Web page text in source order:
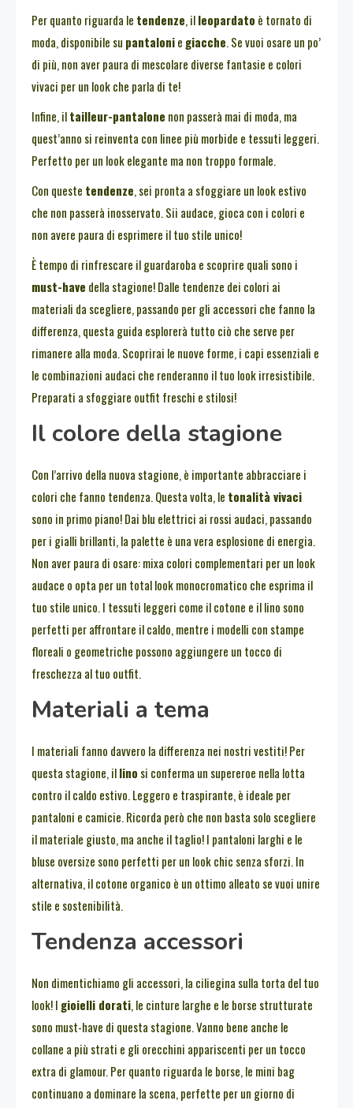
Per quanto riguarda le tendenze, illeopardato è tornato di
moda, disponibile su pantalonie giacche. Se vuoi osare un po’
di più, non aver paura di mescolare diverse fantasie e colori
vivaci per un look che parla di te!
Infine, iltailleur-pantalone non passerà mai di moda, ma
quest’anno si reinventa con linee più morbide e tessuti leggeri.
Perfetto per un look elegante ma non troppo formale.
Con queste tendenze, sei pronta a sfoggiare un look estivo
che non passerà inosservato. Sii audace, gioca con i colori e
non avere paura di esprimere il tuo stile unico!
È tempo di rinfrescare il guardaroba e scoprire quali sono i
must-have della stagione! Dalle tendenze dei colori ai
materiali da scegliere, passando per gli accessori che fanno la
differenza, questa guida esplorerà tutto ciò che serve per
rimanere alla moda. Scoprirai le nuove forme, i capi essenziali e
le combinazioni audaci che renderanno il tuo look irresistibile.
Preparati a sfoggiare outfit freschi e stilosi!
Il colore della stagione
Con l’arrivo della nuova stagione, è importante abbracciare i
colori che fanno tendenza. Questa volta, le tonalità vivaci
sono in primo piano! Dai blu elettrici ai rossi audaci, passando
per i gialli brillanti, la palette è una vera esplosione di energia.
Non aver paura di osare: mixa colori complementari per un look
audace o opta per un total look monocromatico che esprima il
tuo stile unico. I tessuti leggeri come il cotone e il lino sono
perfetti per affrontare il caldo, mentre i modelli con stampe
floreali o geometriche possono aggiungere un tocco di
freschezza al tuo outfit.
Materiali a tema
I materiali fanno davvero la differenza nei nostri vestiti! Per
questa stagione, illino si conferma un supereroe nella lotta
contro il caldo estivo. Leggero e traspirante, è ideale per
pantaloni e camicie. Ricorda però che non basta solo scegliere
il materiale giusto, ma anche il taglio! I pantaloni larghi e le
bluse oversize sono perfetti per un look chic senza sforzi. In
alternativa, il cotone organico è un ottimo alleato se vuoi unire
stile e sostenibilità.
Tendenza accessori
Non dimentichiamo gli accessori, la ciliegina sulla torta del tuo
look! I gioielli dorati, le cinture larghe e le borse strutturate
sono must-have di questa stagione. Vanno bene anche le
collane a più strati e gli orecchini appariscenti per un tocco
extra di glamour. Per quanto riguarda le borse, le mini bag
continuano a dominare la scena, perfette per un giorno di